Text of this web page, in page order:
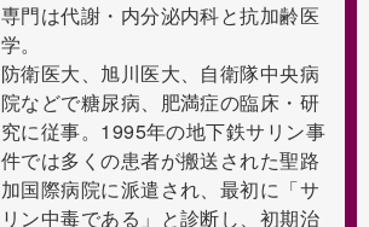
専門は代謝・内分泌内科と抗加齢医
学。
防衛医大、旭川医大、自衛隊中央病
院などで糖尿病、肥満症の臨床・研
究に従事。1995年の地下鉄サリン事
件では多くの患者が搬送された聖路
加国際病院に派遣され、最初に「サ
リン中毒である」と診断し、初期治